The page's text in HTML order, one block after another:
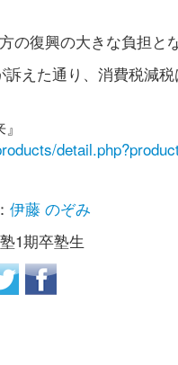
の復興の大きな負担と
えた通り、消費税減
伊藤 のぞみ
1期卒塾生